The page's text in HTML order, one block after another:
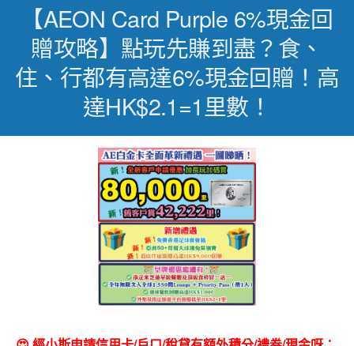
【AEON Card Purple 6%現金回
贈攻略】點玩先賺到盡？食、
住、行都有高達6%現金回贈！高
達HK$2.1=1里數！